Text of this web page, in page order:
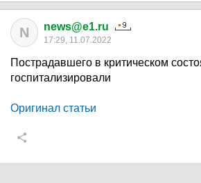
N news@e1.ru
17:29, 11.07.2022
Пострадавшего в критическом
госпитализировали
Оригинал статьи